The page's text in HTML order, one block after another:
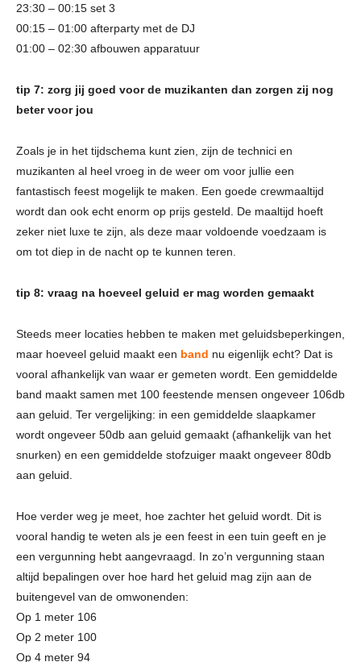
23:30 – 00:15 set 3
00:15 – 01:00 afterparty met de DJ
01:00 – 02:30 afbouwen apparatuur
tip 7: zorg jij goed voor de muzikanten dan zorgen zij nog
beter voor jou
Zoals je in het tijdschema kunt zien, zijn de technici en
muzikanten al heel vroeg in de weer om voor jullie een
fantastisch feest mogelijk te maken. Een goede crewmaaltijd
wordt dan ook echt enorm op prijs gesteld. De maaltijd hoeft
zeker niet luxe te zijn, als deze maar voldoende voedzaam is
om tot diep in de nacht op te kunnen teren.
tip 8: vraag na hoeveel geluid er mag worden gemaakt
Steeds meer locaties hebben te maken met geluidsbeperkingen,
maar hoeveel geluid maakt een band nu eigenlijk echt? Dat is
vooral afhankelijk van waar er gemeten wordt. Een gemiddelde
band maakt samen met 100 feestende mensen ongeveer 106db
aan geluid. Ter vergelijking: in een gemiddelde slaapkamer
wordt ongeveer 50db aan geluid gemaakt (afhankelijk van het
snurken) en een gemiddelde stofzuiger maakt ongeveer 80db
aan geluid.
Hoe verder weg je meet, hoe zachter het geluid wordt. Dit is
vooral handig te weten als je een feest in een tuin geeft en je
een vergunning hebt aangevraagd. In zo’n vergunning staan
altijd bepalingen over hoe hard het geluid mag zijn aan de
buitengevel van de omwonenden:
Op 1 meter 106
Op 2 meter 100
Op 4 meter 94